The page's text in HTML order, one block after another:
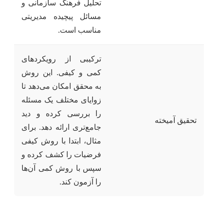
تحلیل فرهنگ سازمانی و
مسائل پیچیده مدیریتی
مناسب است.
تحقیق آمیخته
ترکیبی از رویکردهای
کمی و کیفی. این روش
به محقق امکان می‌دهد تا
زوایای مختلف یک مسئله
را بررسی کرده و دید
جامع‌تری ارائه دهد. برای
مثال، ابتدا با روش کیفی
فرضیات را کشف کرده و
سپس با روش کمی آن‌ها
را آزمون کند.